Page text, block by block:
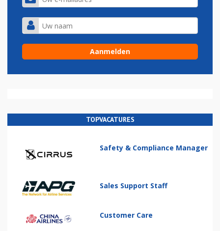
TOPVACATURES
Safety & Compliance Manager
Sales Support Staff
Customer Care